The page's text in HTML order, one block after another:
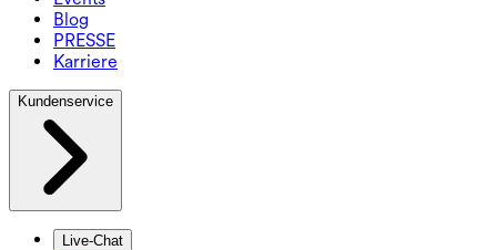
Blog
PRESSE
Karriere
Kundenservice
Live-Chat